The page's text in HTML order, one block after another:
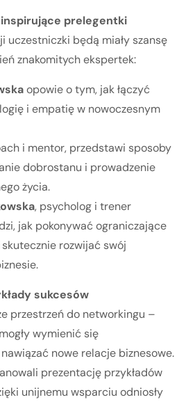
prelegentki
uczestniczki będą miały szansę
znakomitych ekspertek:
opowie o tym, jak łączyć
i empatię w nowoczesnym
i mentor, przedstawi sposoby
dobrostanu i prowadzenie
życia.
, psycholog i trener
jak pokonywać ograniczające
rozwijać swój
sukcesów
przestrzeń do networkingu –
wymienić się
nowe relacje biznesowe.
prezentację przykładów
unijnemu wsparciu odniosły